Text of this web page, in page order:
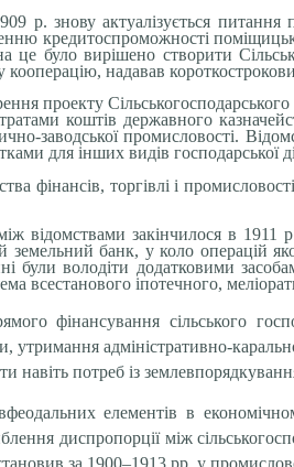
р. знову актуалізується питання
кредитоспроможності
це було вирішено створити
кооперацію, надавав
проекту
коштів державного
заводської промисловості.
для інших видів господарської
фінансів, торгівлі і
відомствами закінчилося в 1911
банк, у коло операцій
були володіти додатковими
всестанового іпотечного,
фінансування сільського
утримання адміністративно-
навіть потреб із
елементів в
диспропорції між
за 1900–1913 рр. у